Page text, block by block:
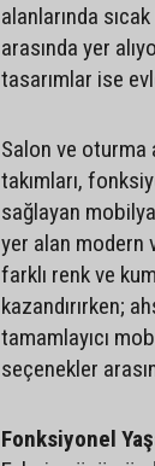
alanlarında
arasında yer
tasarımlar ise
Salon ve oturma
takımları,
sağlayan
yer alan modern
farklı renk ve
kazandırırken;
tamamlayıcı
seçenekler
Fonksiyonel